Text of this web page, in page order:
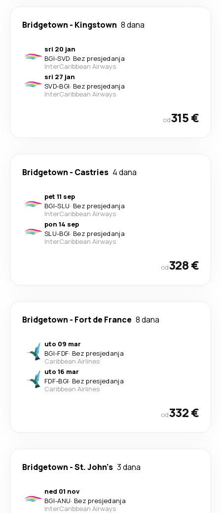
Bridgetown - Kingstown 8 dana
sri 20 jan
BGI-SVD· Bez presjedanja
InterCaribbean Airways
sri 27 jan
SVD-BGI· Bez presjedanja
InterCaribbean Airways
od315 €
Bridgetown - Castries 4 dana
pet 11 sep
BGI-SLU· Bez presjedanja
InterCaribbean Airways
pon 14 sep
SLU-BGI· Bez presjedanja
InterCaribbean Airways
od328 €
Bridgetown - Fort de France 8 dana
uto 09 mar
BGI-FDF· Bez presjedanja
Caribbean Airlines
uto 16 mar
FDF-BGI· Bez presjedanja
Caribbean Airlines
od332 €
Bridgetown -St. John's 3 dana
ned 01 nov
BGI-ANU· Bez presjedanja
InterCaribbean Airways